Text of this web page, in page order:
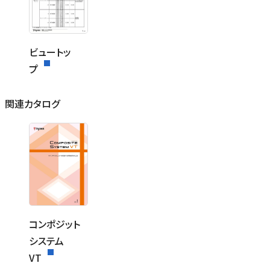
ビュートッ
プ
関連カタログ
コンポジット
システム
VT